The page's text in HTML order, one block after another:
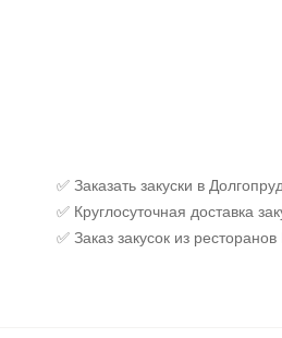
✅ Заказать закуски в
✅ Круглосуточная доставка
✅ Заказ закусок из